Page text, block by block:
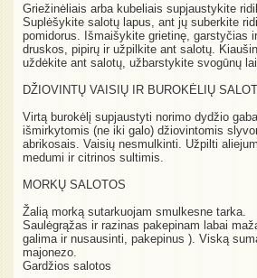
Griežinėliais arba kubeliais supjaustykite
Suplėšykite salotų lapus, ant jų suberkite
pomidorus. Išmaišykite grietinę, garstyčias
druskos, pipirų ir užpilkite ant salotų.
uždėkite ant salotų, užbarstykite svogūnų
DŽIOVINTŲ VAISIŲ IR BUROKĖLIŲ
Virtą burokėlį supjaustyti norimo dydžio
išmirkytomis (ne iki galo) džiovintomis
abrikosais. Vaisių nesmulkinti. Užpilti
medumi ir citrinos sultimis.
MORKŲ SALOTOS
Žalią morką sutarkuojam smulkesne tarka.
Saulėgrąžas ir razinas pakepinam labai
galima ir nusausinti, pakepinus ). Viską
majonezo.
Gardžios salotos